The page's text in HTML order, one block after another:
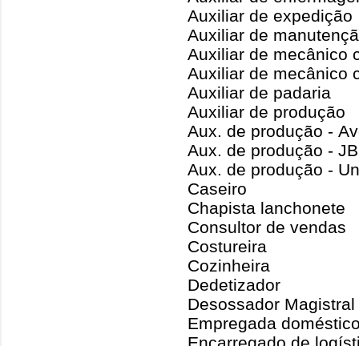
Auxiliar de expedição
Auxiliar de
Auxiliar de mecânico
Auxiliar de mecânico
Auxiliar de padaria
Auxiliar de produção
Aux. de produção -
Aux. de produção -
Aux. de produção -
Caseiro
Chapista lanchonete
Consultor de vendas
Costureira
Cozinheira
Dedetizador
Desossador Magistral
Empregada
Encarregado de